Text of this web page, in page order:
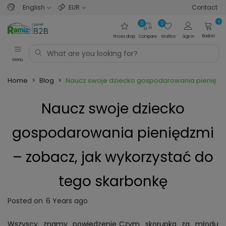
English EUR Contact
Prices drop Compare
0
Wishlist
0
Sign in
0
Basket
Menu
Home > Blog > Naucz swoje dziecko gospodarowania
Naucz swoje dziecko
gospodarowania pieniędzmi
– zobacz, jak wykorzystać do
tego skarbonkę
Posted on 6 Years ago
Wszyscy znamy powiedzenie„Czym skorupka za młodu